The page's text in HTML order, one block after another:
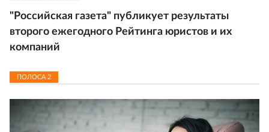
"Российская газета" публикует результаты
второго ежегодного Рейтинга юристов и их
компаний
ПОЛОСА2